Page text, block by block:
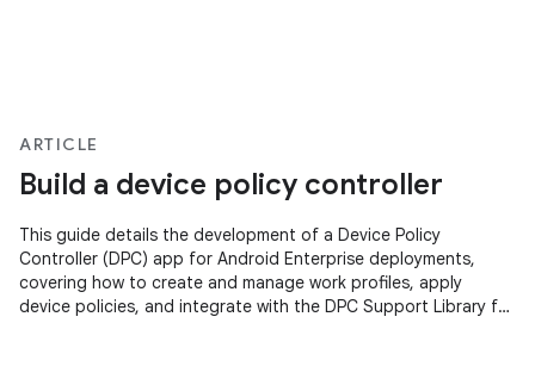
ARTICLE
Build a device policy controller
This guide details the development of a Device Policy
Controller (DPC) app for Android Enterprise deployments,
covering how to create and manage work profiles, apply
device policies, and integrate with the DPC Support Library for